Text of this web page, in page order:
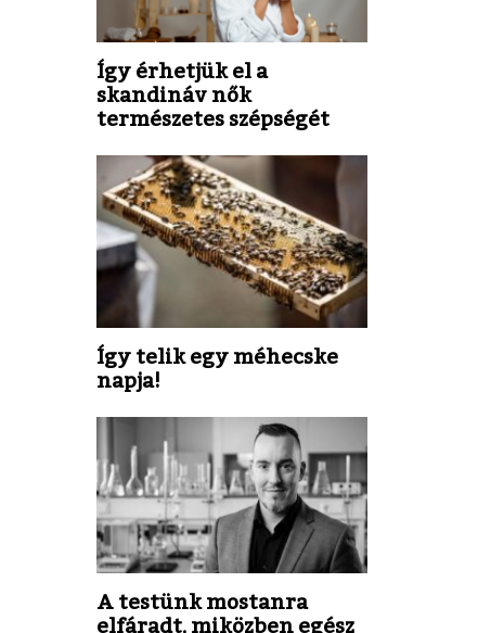
Így érhetjük el a
skandináv nők
természetes szépségét
Így telik egy méhecske
napja!
A testünk mostanra
elfáradt, miközben egész